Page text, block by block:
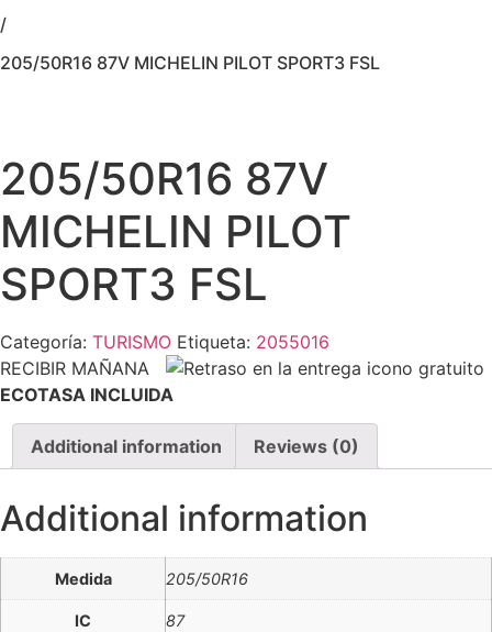
/
205/50R16 87V MICHELIN PILOT SPORT3 FSL
205/50R16 87V
MICHELIN PILOT
SPORT3 FSL
Categoría: TURISMO Etiqueta: 2055016
RECIBIR MAÑANA
ECOTASA INCLUIDA
Additional information Reviews (0)
Additional information
Medida 205/50R16
IC 87